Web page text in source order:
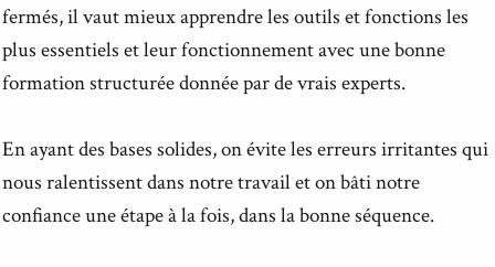
fermés, il vaut mieux apprendre les outils et fonctions les
plus essentiels et leur fonctionnement avec une bonne
formation structurée donnée par de vrais experts.
En ayant des bases solides, on évite les erreurs irritantes qui
nous ralentissent dans notre travail et on bâti notre
confiance une étape à la fois, dans la bonne séquence.